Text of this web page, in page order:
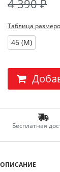
4 390 ₽
Таблица
46 (M)
Бесплатная
ОПИСАНИЕ